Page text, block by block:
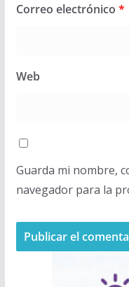
Correo electrónico *
Web
Guarda mi nombre,
navegador para la